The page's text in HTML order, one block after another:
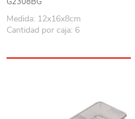
Medida: 12x16x8cm
Cantidad por caja: 6